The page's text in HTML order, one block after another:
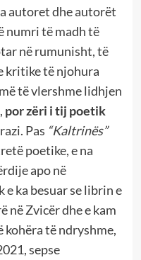
autoret dhe autorët
numri të madh të
në rumunisht, të
kritike të njohura
të vlershme lidhjen
por zëri i tij poetik
Pas “Kaltrinës”
poetike, e na
apo në
e ka besuar se librin e
në Zvicër dhe e kam
kohëra të ndryshme,
sepse